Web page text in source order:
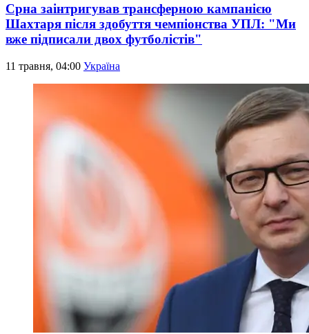
Срна заінтригував трансферною кампанією
Шахтаря після здобуття чемпіонства УПЛ: "Ми
вже підписали двох футболістів"
11 травня, 04:00 Україна